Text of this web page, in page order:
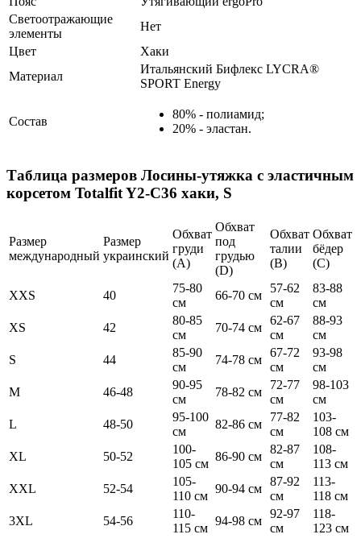
Светоотражающие
элементы
Нет
Цвет
Хаки
Материал
Итальянский Бифлекс LYCRA®
SPORT Energy
Состав
80% - полиамид;
20% - эластан.
Таблица размеров Лосины-утяжка с эластичным
корсетом Totalfit Y2-C36 хаки, S
Размер
международный
Размер
украинский
Обхват
груди
(А)
Обхват
под
грудью
(D)
Обхват
талии
(В)
Обхват
бёдер
(С)
XXS 40
75-80
см
66-70 см
57-62
см
83-88
см
XS
42
80-85
см
70-74 см
62-67
см
88-93
см
S
44
85-90
см
74-78 см
67-72
см
93-98
см
M
46-48
90-95
см
78-82 см
72-77
см
98-103
см
L
48-50
95-100
см
82-86 см
77-82
см
103-
108 см
XL
50-52
100-
105 см
86-90 см
82-87
см
108-
113 см
XXL
52-54
105-
110 см
90-94 см
87-92
см
113-
118 см
3XL
54-56
110-
115 см
94-98 см
92-97
см
118-
123 см